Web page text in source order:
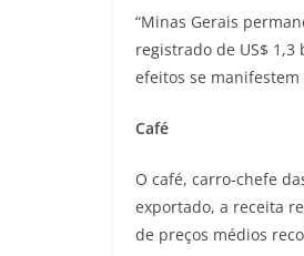
“Minas Gerais
registrado de US$
efeitos se
Café
O café, carro-chefe
exportado, a receita
de preços médios